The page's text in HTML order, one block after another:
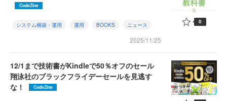
CodeZine
システム構築・運用 運用 BOOKS ニュース
2025/11/25
0
12/1まで技術書がKindleで50％オフのセール
翔泳社のブラックフライデーセールを見逃す
な！
CodeZine